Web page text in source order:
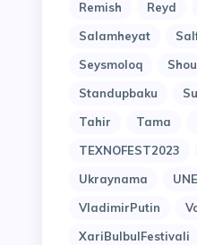
Remish
Reyd
Salamheyat
Seysmoloq
Standupbaku
Su
Tahir
Tama
TEXNOFEST2023
Ukraynama
VladimirPutin
XariBulbulFestivali